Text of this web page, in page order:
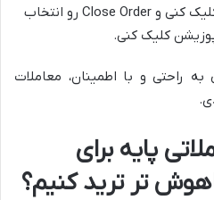
تونی روی پوزیشن راست کلیک کنی و Close Order رو انتخاب
راحتی و با اطمینان، معاملات
پایه برای
تر ترید کنیم؟